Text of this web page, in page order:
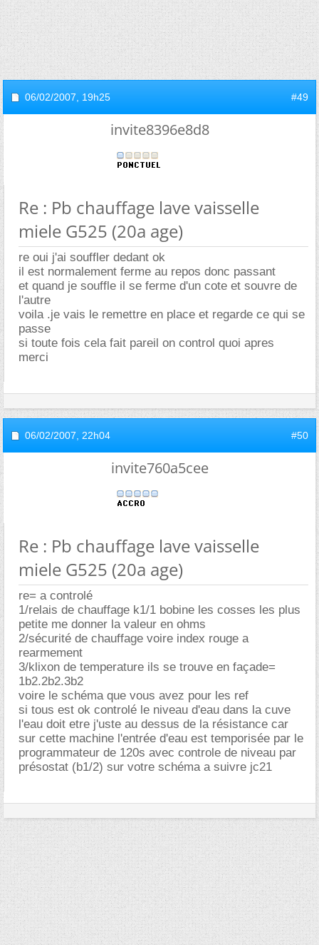
06/02/2007, 19h25 #49
invite8396e8d8
Re : Pb chauffage lave vaisselle
miele G525 (20a age)
re oui j'ai souffler dedant ok
il est normalement ferme au repos donc passant
et quand je souffle il se ferme d'un cote et souvre de
l'autre
voila .je vais le remettre en place et regarde ce qui se
passe
si toute fois cela fait pareil on control quoi apres
merci
06/02/2007, 22h04 #50
invite760a5cee
Re : Pb chauffage lave vaisselle
miele G525 (20a age)
re= a controlé
1/relais de chauffage k1/1 bobine les cosses les plus
petite me donner la valeur en ohms
2/sécurité de chauffage voire index rouge a
rearmement
3/klixon de temperature ils se trouve en façade=
1b2.2b2.3b2
voire le schéma que vous avez pour les ref
si tous est ok controlé le niveau d'eau dans la cuve
l'eau doit etre j'uste au dessus de la résistance car
sur cette machine l'entrée d'eau est temporisée par le
programmateur de 120s avec controle de niveau par
présostat (b1/2) sur votre schéma a suivre jc21